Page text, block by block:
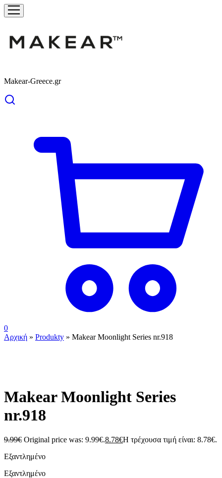
Makear-Greece.gr
0
Αρχική » Produkty » Makear Moonlight Series nr.918
Makear Moonlight Series
nr.918
9.99€ Original price was: 9.99€.8.78€Η τρέχουσα τιμή είναι: 8.78€.
Εξαντλημένο
Εξαντλημένο